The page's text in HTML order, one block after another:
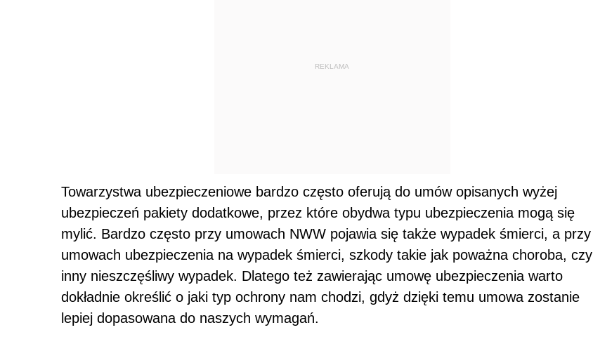
REKLAMA
Towarzystwa ubezpieczeniowe bardzo często oferują do umów opisanych wyżej
ubezpieczeń pakiety dodatkowe, przez które obydwa typu ubezpieczenia mogą się
mylić. Bardzo często przy umowach NWW pojawia się także wypadek śmierci, a przy
umowach ubezpieczenia na wypadek śmierci, szkody takie jak poważna choroba, czy
inny nieszczęśliwy wypadek. Dlatego też zawierając umowę ubezpieczenia warto
dokładnie określić o jaki typ ochrony nam chodzi, gdyż dzięki temu umowa zostanie
lepiej dopasowana do naszych wymagań.